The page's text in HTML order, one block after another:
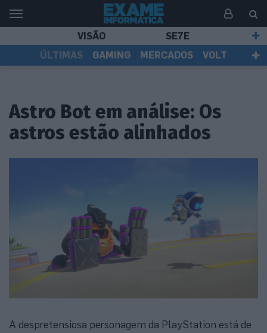
VISÃO
SE7E
ÚLTIMAS
GAMING MERCADOS
VOLT
Astro Bot em análise: Os
astros estão alinhados
A despretensiosa personagem da PlayStation está de